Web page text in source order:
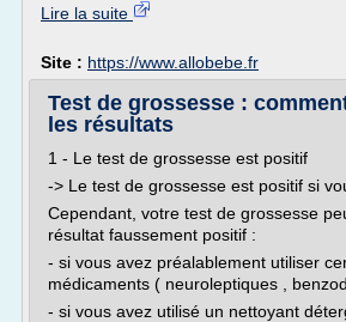
Lire la suite
Site : https://www.allobebe.fr
Test de grossesse :
les résultats
1 - Le test de grossesse est positif
-> Le test de grossesse est positif si
Cependant, votre test de grossesse
résultat faussement positif :
- si vous avez préalablement utiliser
médicaments ( neuroleptiques ,
- si vous avez utilisé un nettoyant